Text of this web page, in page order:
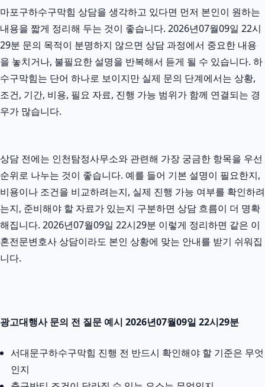
마포구하수구막힘 상담을 생각하고 있다면 먼저 본인이 원하는
내용을 짧게 정리해 두는 것이 좋습니다. 2026년07월09일 22시
29분 문의 목적이 분명하지 않으면 상담 과정에서 중요한 내용
을 놓치거나, 불필요한 설명을 반복해서 듣게 될 수 있습니다. 하
수구막힘는 단어 하나로 보이지만 실제 문의 단계에서는 상황,
조건, 기간, 비용, 필요 자료, 진행 가능 범위가 함께 연결되는 경
우가 많습니다.
상담 전에는 인천탐정사무소와 관련해 가장 궁금한 항목을 우선
순위로 나누는 것이 좋습니다. 예를 들어 기본 설명이 필요한지,
비용이나 조건을 비교하려는지, 실제 진행 가능 여부를 확인하려
는지, 준비해야 할 자료가 있는지 구분하면 상담 흐름이 더 명확
해집니다. 2026년07월09일 22시29분 이렇게 정리하면 같은 이
혼전문변호사 상담이라도 본인 상황에 맞는 안내를 받기 쉬워집
니다.
광고대행사 문의 전 질문 예시 2026년07월09일 22시29분
서대문구하수구막힘 진행 전 반드시 확인해야 할 기준은 무엇
인지